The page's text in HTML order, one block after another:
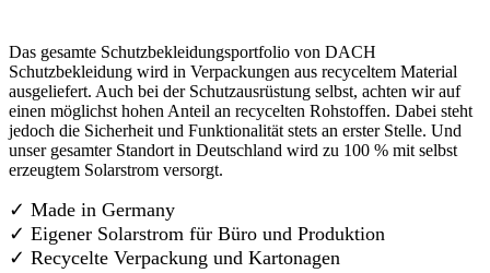
Das gesamte Schutzbekleidungsportfolio von DACH
Schutzbekleidung wird in Verpackungen aus recyceltem Material
ausgeliefert. Auch bei der Schutzausrüstung selbst, achten wir auf
einen möglichst hohen Anteil an recycelten Rohstoffen. Dabei steht
jedoch die Sicherheit und Funktionalität stets an erster Stelle. Und
unser gesamter Standort in Deutschland wird zu 100 % mit selbst
erzeugtem Solarstrom versorgt.
✓ Made in Germany
✓ Eigener Solarstrom für Büro und Produktion
✓ Recycelte Verpackung und Kartonagen